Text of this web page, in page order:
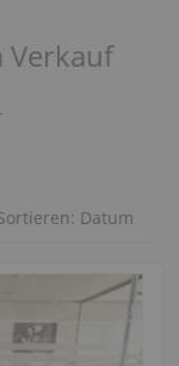
Verkauf
Datum